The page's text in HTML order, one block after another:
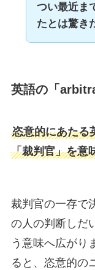
つい最近ま
たとは驚き
英語の「
恣意的にあたる
「裁判官」を意
裁判官の一存で
の人の判断しだ
う意味へ広がり
ると、恣意的の